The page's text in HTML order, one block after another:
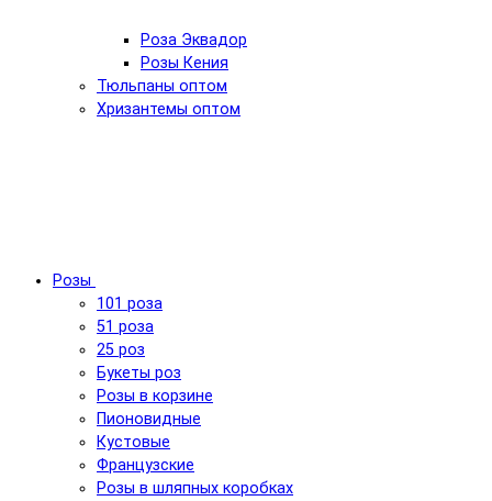
Роза Эквадор
Розы Кения
Тюльпаны оптом
Хризантемы оптом
Розы
101 роза
51 роза
25 роз
Букеты роз
Розы в корзине
Пионовидные
Кустовые
Французские
Розы в шляпных коробках